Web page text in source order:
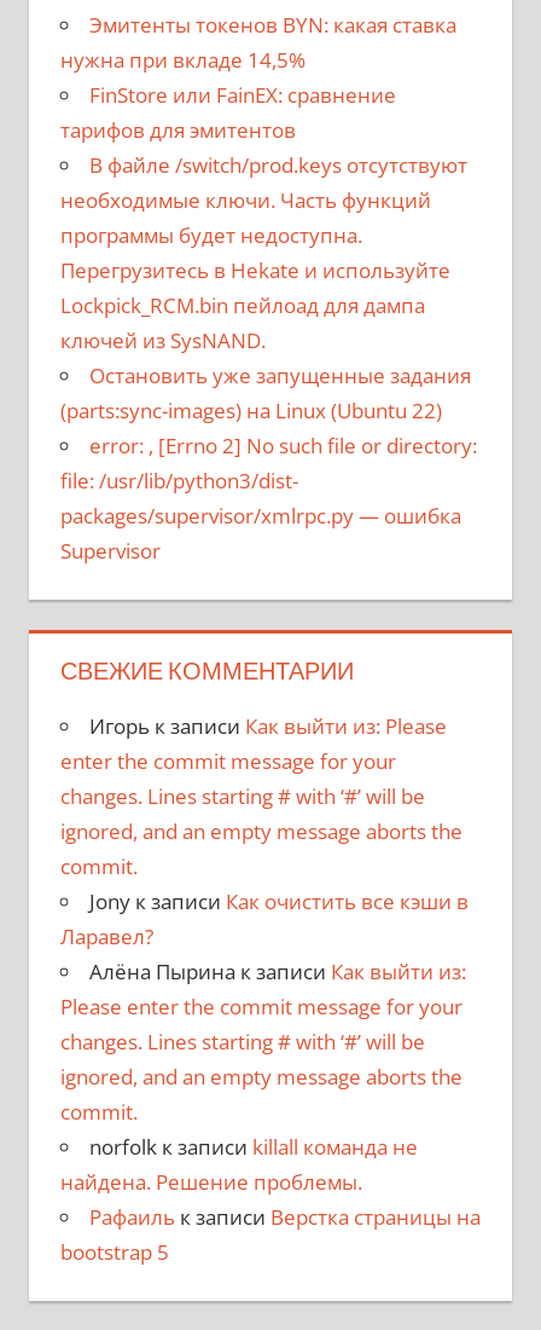
Эмитенты токенов BYN: какая ставка
нужна при вкладе 14,5%
FinStore или FainEX: сравнение
тарифов для эмитентов
В файле /switch/prod.keys отсутствуют
необходимые ключи. Часть функций
программы будет недоступна.
Перегрузитесь в Hekate и используйте
Lockpick_RCM.bin пейлоад для дампа
ключей из SysNAND.
Остановить уже запущенные задания
(parts:sync-images) на Linux (Ubuntu 22)
error: , [Errno 2] No such file or directory:
file: /usr/lib/python3/dist-
packages/supervisor/xmlrpc.py— ошибка
Supervisor
СВЕЖИЕ КОММЕНТАРИИ
Игорь к записи Как выйти из: Please
enter the commit message for your
changes. Lines starting # with ‘#’ will be
ignored, and an empty message aborts the
commit.
Jonyк записи Как очистить все кэши в
Ларавел?
Алёна Пырина к записи Как выйти из:
Please enter the commit message for your
changes. Lines starting # with ‘#’ will be
ignored, and an empty message aborts the
commit.
norfolkк записи killall команда не
найдена. Решение проблемы.
Рафаиль к записи Верстка страницы на
bootstrap 5